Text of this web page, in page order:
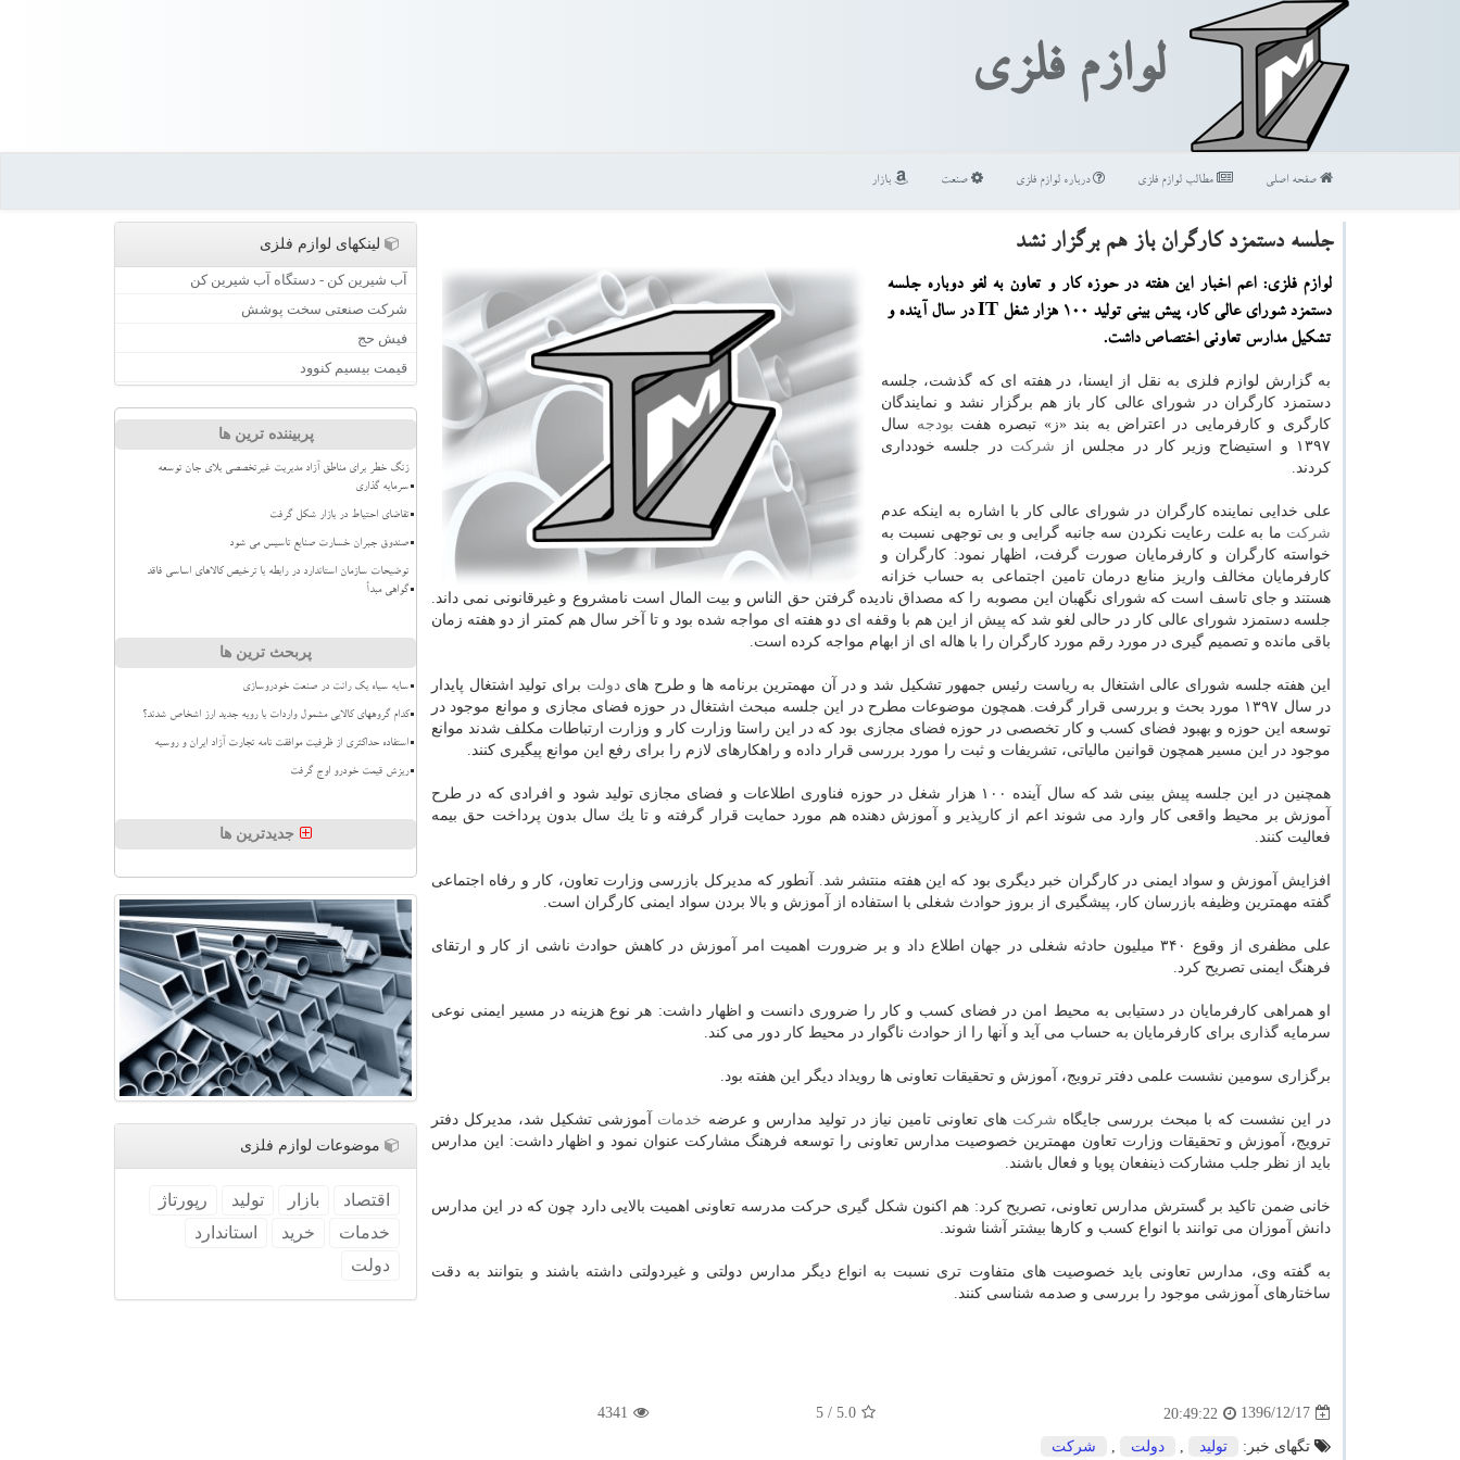
لوازم فلزی
صفحه اصلی مطالب لوازم فلزی درباره لوازم فلزی صنعت بازار
جلسه دستمزد كارگران باز هم برگزار نشد
لوازم فلزی: اعم اخبار این هفته در حوزه كار و تعاون به لغو دوباره جلسه
دستمزد شورای عالی كار، پیش بینی تولید ۱۰۰ هزار شغل IT در سال آینده و
تشكیل مدارس تعاونی اختصاص داشت.
به گزارش لوازم فلزی به نقل از ایسنا، در هفته ای كه گذشت، جلسه
دستمزد كارگران در شورای عالی كار باز هم برگزار نشد و نمایندگان
كارگری و كارفرمایی در اعتراض به بند «ز» تبصره هفت بودجه سال
۱۳۹۷ و استیضاح وزیر كار در مجلس از
شركت در جلسه خودداری
كردند.
علی خدایی نماینده كارگران در شورای عالی كار با اشاره به اینكه عدم
شركت ما به علت رعایت نكردن سه جانبه گرایی و بی توجهی نسبت به
خواسته كارگران و كارفرمایان صورت گرفت، اظهار نمود: كارگران و
كارفرمایان مخالف واریز منابع درمان تامین اجتماعی به حساب خزانه
هستند و جای تاسف است كه شورای نگهبان این مصوبه را كه مصداق نادیده گرفتن حق الناس و بیت المال است نامشروع و غیرقانونی نمی داند.
جلسه دستمزد شورای عالی كار در حالی لغو شد كه پیش از این هم با وقفه ای دو هفته ای مواجه شده بود و تا آخر سال هم كمتر از دو هفته زمان
باقی مانده و تصمیم گیری در مورد رقم مورد كارگران را با هاله ای از ابهام مواجه كرده است.
این هفته جلسه شورای عالی اشتغال به ریاست رئیس جمهور تشكیل شد و در آن مهمترین برنامه ها و طرح هایدولت برای تولید اشتغال پایدار
در سال ۱۳۹۷ مورد بحث و بررسی قرار گرفت. همچون موضوعات مطرح در این جلسه مبحث اشتغال در حوزه فضای مجازی و موانع موجود در
توسعه این حوزه و بهبود فضای كسب و كار تخصصی در حوزه فضای مجازی بود كه در این راستا وزارت كار و وزارت ارتباطات مكلف شدند موانع
موجود در این مسیر همچون قوانین مالیاتی، تشریفات و ثبت را مورد بررسی قرار داده و راهكارهای لازم را برای رفع این موانع پیگیری كنند.
همچنین در این جلسه پیش بینی شد كه سال آینده ۱۰۰ هزار شغل در حوزه فناوری اطلاعات و فضای مجازی تولید شود و افرادی كه در طرح
آموزش بر محیط واقعی كار وارد می شوند اعم از كارپذیر و آموزش دهنده هم مورد حمایت قرار گرفته و تا یك سال بدون پرداخت حق بیمه
فعالیت كنند.
افزایش آموزش و سواد ایمنی در كارگران خبر دیگری بود كه این هفته منتشر شد. آنطور كه مدیركل بازرسی وزارت تعاون، كار و رفاه اجتماعی
گفته مهمترین وظیفه بازرسان كار، پیشگیری از بروز حوادث شغلی با استفاده از آموزش و بالا بردن سواد ایمنی كارگران است.
علی مظفری از وقوع ۳۴۰ میلیون حادثه شغلی در جهان اطلاع داد و بر ضرورت اهمیت امر آموزش در كاهش حوادث ناشی از كار و ارتقای
فرهنگ ایمنی تصریح كرد.
او همراهی كارفرمایان در دستیابی به محیط امن در فضای كسب و كار را ضروری دانست و اظهار داشت: هر نوع هزینه در مسیر ایمنی نوعی
سرمایه گذاری برای كارفرمایان به حساب می آید و آنها را از حوادث ناگوار در محیط كار دور می كند.
برگزاری سومین نشست علمی دفتر ترویج، آموزش و تحقیقات تعاونی ها رویداد دیگر این هفته بود.
در این نشست كه با مبحث بررسی جایگاه شركت های تعاونی تامین نیاز در تولید مدارس و عرضه خدمات آموزشی تشكیل شد، مدیركل دفتر
ترویج، آموزش و تحقیقات وزارت تعاون مهمترین خصوصیت مدارس تعاونی را توسعه فرهنگ مشاركت عنوان نمود و اظهار داشت: این مدارس
باید از نظر جلب مشاركت ذینفعان پویا و فعال باشند.
خانی ضمن تاكید بر گسترش مدارس تعاونی، تصریح كرد: هم اكنون شكل گیری حركت مدرسه تعاونی اهمیت بالایی دارد چون كه در این مدارس
دانش آموزان می توانند با انواع كسب و كارها بیشتر آشنا شوند.
به گفته وی، مدارس تعاونی باید خصوصیت های متفاوت تری نسبت به انواع دیگر مدارس دولتی و غیردولتی داشته باشند و بتوانند به دقت
ساختارهای آموزشی موجود را بررسی و صدمه شناسی كنند.
1396/12/17
20:49:22
5.0
/ 5
4341
تگهای خبر: تولید دولت شركت
لینکهای لوازم فلزی
آب شیرین کن - دستگاه آب شیرین کن
شرکت صنعتی سخت پوشش
فیش حج
قیمت بیسیم کنوود
پربیننده ترین ها
زنگ خطر برای مناطق آزاد مدیریت غیرتخصصی بلای جان توسعه
سرمایه گذاری
تقاضای احتیاط در بازار شکل گرفت
صندوق جبران خسارت صنایع تاسیس می شود
توضیحات سازمان استاندارد در رابطه با ترخیص کالاهای اساسی فاقد
گواهی مبدأ
پربحث ترین ها
سایه سیاه یک رانت در صنعت خودروسازی
کدام گروههای کالایی مشمول واردات با رویه جدید ارز اشخاص شدند؟
استفاده حداکثری از ظرفیت موافقت نامه تجارت آزاد ایران و روسیه
ریزش قیمت خودرو اوج گرفت
جدیدترین ها
موضوعات لوازم فلزی
اقتصاد بازار تولید
رپورتاژ
خدمات
خرید
استاندارد
دولت